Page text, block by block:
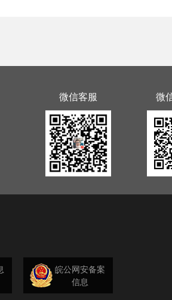
微信客服 微
皖公网安备案
信息